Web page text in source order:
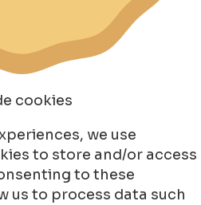
cookies
we use
to store and/or access
to these
us to process data such